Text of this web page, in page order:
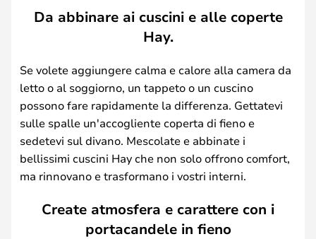
Da abbinare ai cuscini e alle coperte
Hay.
Se volete aggiungere calma e calore alla camera da
letto o al soggiorno, un tappeto o un cuscino
possono fare rapidamente la differenza. Gettatevi
sulle spalle un'accogliente coperta di fieno e
sedetevi sul divano. Mescolate e abbinate i
bellissimi cuscini Hay che non solo offrono comfort,
ma rinnovano e trasformano i vostri interni.
Create atmosfera e carattere con i
portacandele in fieno